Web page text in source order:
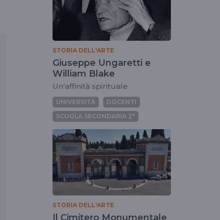
STORIA DELL'ARTE
Giuseppe Ungaretti e
William Blake
Un'affinità spirituale
UNIVERSITÀ
DOCENTI
SCUOLA SECONDARIA 2°
STORIA DELL'ARTE
Il Cimitero Monumentale